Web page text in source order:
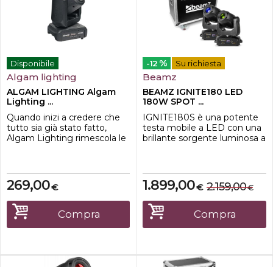
Disponibile
Algam lighting
ALGAM LIGHTING Algam
Lighting ...
Quando inizi a credere che
tutto sia già stato fatto,
Algam Lighting rimescola le
proiettare combinazioni
inedite di una ruota a 8 gobo
e una ruota a 8 colori.
Aggiungi una messa a fuoco
motorizzata, un triplo prisma
rotante e uno strob...
€
269,00
Compra
-12 % Su richiesta
Beamz
BEAMZ IGNITE180 LED
180W SPOT ...
IGNITE180S è una potente
testa mobile a LED con una
brillante sorgente luminosa a
gobo intercambiabili) per
creare straordinari effetti di
sovrapposizione. Assieme ai
2 prismi rotanti
individualmente (3 + 6)
consente di realizzare
€
1.899,00 €
2.159,00
Compra